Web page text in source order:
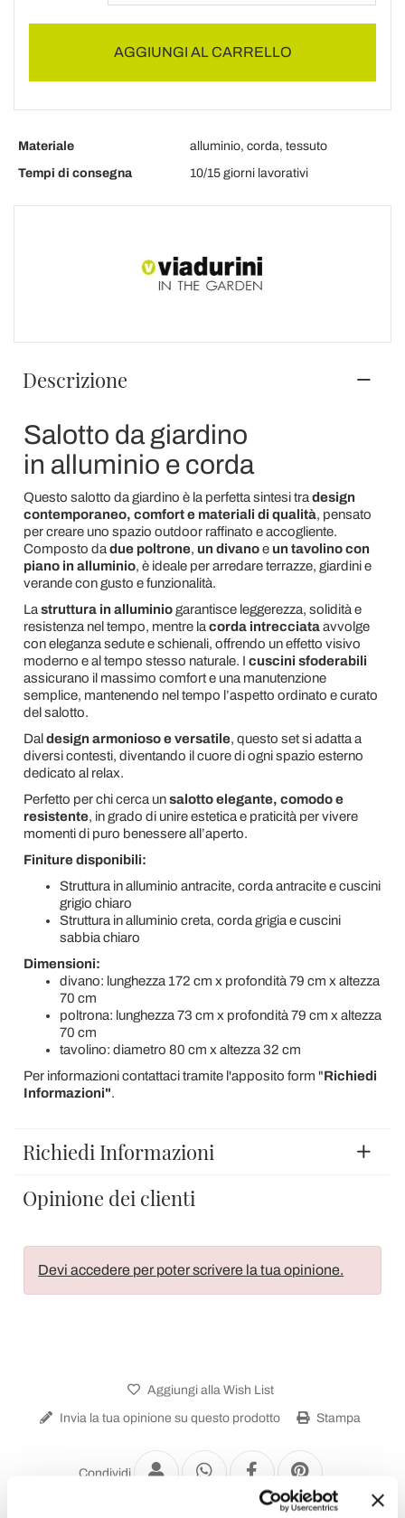
AGGIUNGI AL CARRELLO
Materiale
alluminio, corda, tessuto
Tempi di consegna
10/15 giorni lavorativi
Descrizione
Salotto da giardino
in alluminio e corda
Questo salotto da giardino è la perfetta sintesi tra design
contemporaneo, comfort e materiali di qualità, pensato
per creare uno spazio outdoor raffinato e accogliente.
Composto da due poltrone, un divanoe un tavolino con
piano in alluminio, è ideale per arredare terrazze, giardini e
verande con gusto e funzionalità.
La struttura in alluminiogarantisce leggerezza, solidità e
resistenza nel tempo, mentre la corda intrecciataavvolge
con eleganza sedute e schienali, offrendo un effetto visivo
moderno e al tempo stesso naturale. I cuscini sfoderabili
assicurano il massimo comfort e una manutenzione
semplice, mantenendo nel tempo l’aspetto ordinato e curato
del salotto.
Dal design armonioso e versatile, questo set si adatta a
diversi contesti, diventando il cuore di ogni spazio esterno
dedicato al relax.
Perfetto per chi cerca unsalotto elegante, comodo e
resistente, in grado di unire estetica e praticità per vivere
momenti di puro benessere all’aperto.
Finiture disponibili:
Struttura in alluminio antracite, corda antracite e cuscini
grigio chiaro
Struttura in alluminio creta, corda grigia e cuscini
sabbia chiaro
Dimensioni:
divano: lunghezza 172 cm x profondità 79 cm x altezza
70 cm
poltrona: lunghezza 73 cm x profondità 79 cm x altezza
70 cm
tavolino: diametro 80 cm x altezza 32 cm
Per informazioni contattaci tramite l'apposito form "Richiedi
Informazioni".
Richiedi Informazioni
Opinione dei clienti
Devi accedere per poter scrivere la tua opinione.
Aggiungi alla Wish List
Invia la tua opinione su questo prodotto Stampa
Condividi